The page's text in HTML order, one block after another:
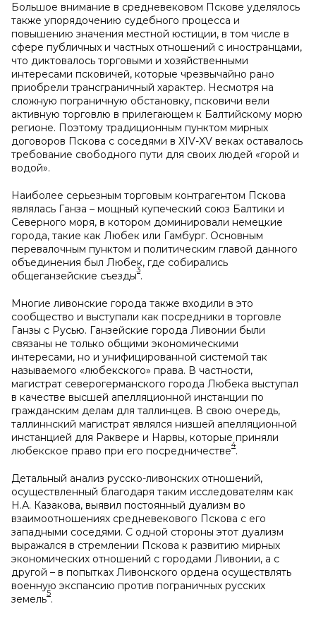
Большое внимание в средневековом Пскове уделялось
также упорядочению судебного процесса и
повышению значения местной юстиции, в том числе в
сфере публичных и частных отношений с иностранцами,
что диктовалось торговыми и хозяйственными
интересами псковичей, которые чрезвычайно рано
приобрели трансграничный характер. Несмотря на
сложную пограничную обстановку, псковичи вели
активную торговлю в прилегающем к Балтийскому морю
регионе. Поэтому традиционным пунктом мирных
договоров Пскова с соседями в XIV-XV веках оставалось
требование свободного пути для своих людей «горой и
водой».
Наиболее серьезным торговым контрагентом Пскова
являлась Ганза – мощный купеческий союз Балтики и
Северного моря, в котором доминировали немецкие
города, такие как Любек или Гамбург. Основным
перевалочным пунктом и политическим главой данного
объединения был Любек, где собирались
общеганзейские съезды3.
Многие ливонские города также входили в это
сообщество и выступали как посредники в торговле
Ганзы с Русью. Ганзейские города Ливонии были
связаны не только общими экономическими
интересами, но и унифицированной системой так
называемого «любекского» права. В частности,
магистрат северогерманского города Любека выступал
в качестве высшей апелляционной инстанции по
гражданским делам для таллинцев. В свою очередь,
таллиннский магистрат являлся низшей апелляционной
инстанцией для Раквере и Нарвы, которые приняли
любекское право при его посредничестве4.
Детальный анализ русско-ливонских отношений,
осуществленный благодаря таким исследователям как
Н.А. Казакова, выявил постоянный дуализм во
взаимоотношениях средневекового Пскова с его
западными соседями. С одной стороны этот дуализм
выражался в стремлении Пскова к развитию мирных
экономических отношений с городами Ливонии, а с
другой – в попытках Ливонского ордена осуществлять
военную экспансию против пограничных русских
земель5.